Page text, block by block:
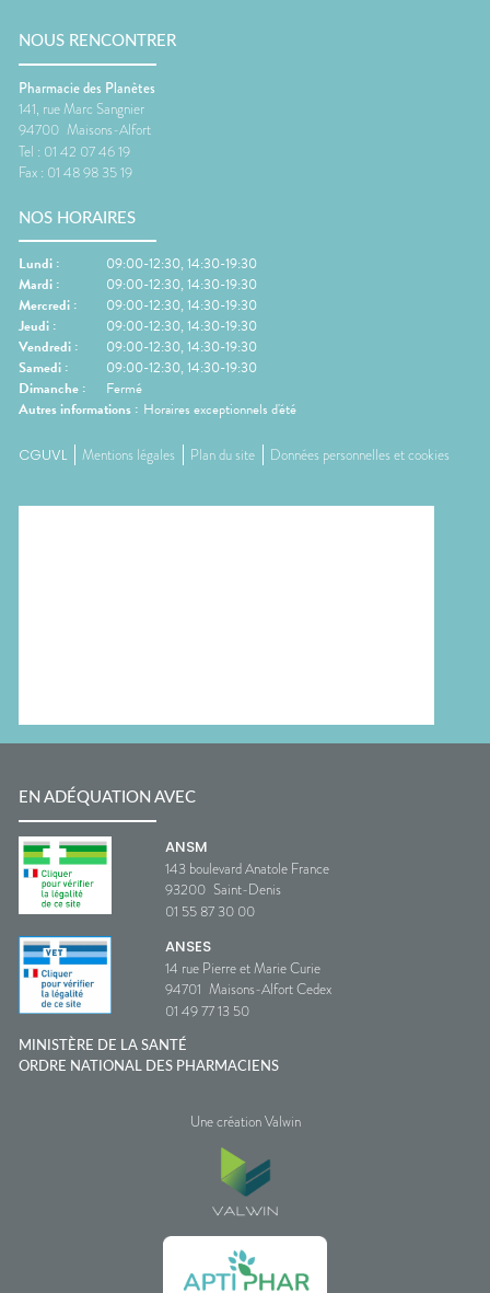
NOUS RENCONTRER
Pharmacie des Planètes
141, rue Marc Sangnier
94700 Maisons-Alfort
Tel : 01 42 07 46 19
Fax : 01 48 98 35 19
NOS HORAIRES
Lundi :
09:00-12:30, 14:30-19:30
Mardi :
09:00-12:30, 14:30-19:30
Mercredi :
09:00-12:30, 14:30-19:30
Jeudi :
09:00-12:30, 14:30-19:30
Vendredi :
09:00-12:30, 14:30-19:30
Samedi :
09:00-12:30, 14:30-19:30
Dimanche :
Fermé
Autres informations : Horaires exceptionnels d'été
CGUVL Mentions légales Plan du site Données personnelles et cookies
EN ADÉQUATION AVEC
ANSM
143 boulevard Anatole France
93200 Saint-Denis
01 55 87 30 00
ANSES
14 rue Pierre et Marie Curie
94701 Maisons-Alfort Cedex
01 49 77 13 50
MINISTÈRE DE LA SANTÉ
ORDRE NATIONAL DES PHARMACIENS
Une création Valwin